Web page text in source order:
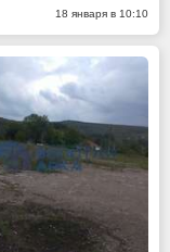
18 января в 10:10